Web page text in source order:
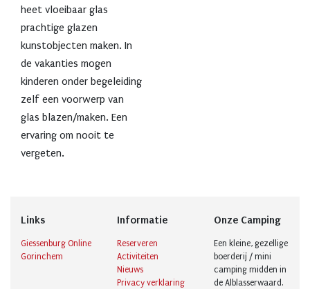
heet vloeibaar glas
prachtige glazen
kunstobjecten maken. In
de vakanties mogen
kinderen onder begeleiding
zelf een voorwerp van
glas blazen/maken. Een
ervaring om nooit te
vergeten.
Links
Giessenburg Online
Gorinchem
Informatie
Reserveren
Activiteiten
Nieuws
Privacy verklaring
Onze Camping
Een kleine, gezellige
boerderij / mini
camping midden in
de Alblasserwaard.